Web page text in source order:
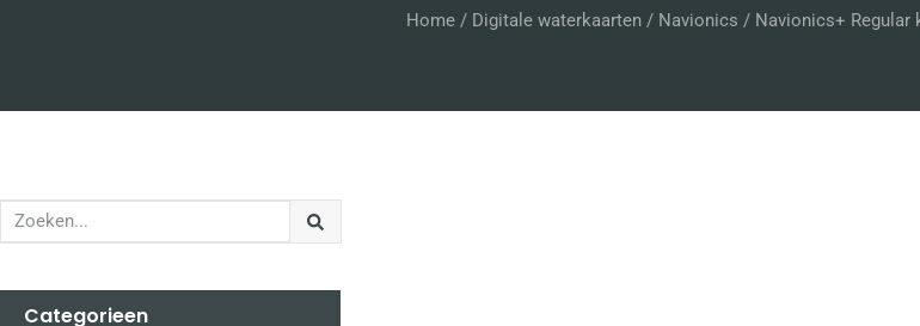
Home / Digitale waterkaarten / Navionics / Navionics+ Regular
Categorieen